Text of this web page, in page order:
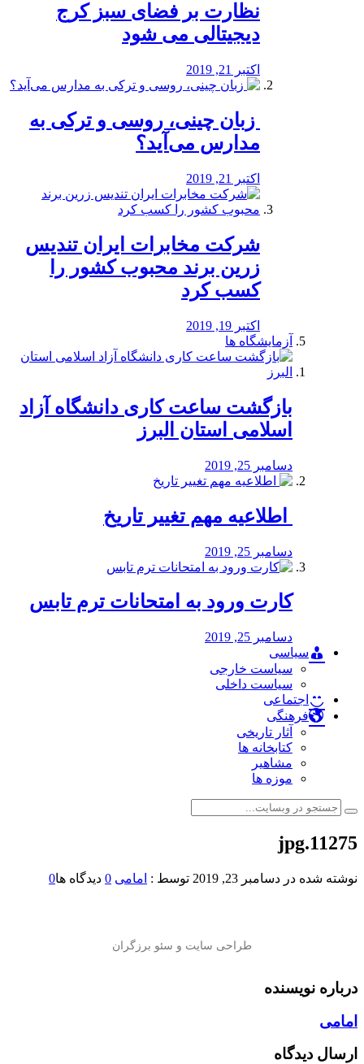
نظارت بر فضای سبز کرج
دیجیتالی می شود
اکتبر 21, 2019
️ زبان چینی، روسی و ترکی به
مدارس می‌آید؟
اکتبر 21, 2019
شرکت مخابرات ایران تندیس
زرین برند محبوب کشور را
کسب کرد
اکتبر 19, 2019
آزمایشگاه ها
بازگشت ساعت کاری دانشگاه آزاد
اسلامی استان البرز
دسامبر 25, 2019
️ اطلاعیه مهم تغییر تاریخ
دسامبر 25, 2019
کارت ورود به امتحانات ترم تابس
دسامبر 25, 2019
سیاسی
سیاست خارجی
سیاست داخلی
اجتماعی
فرهنگی
آثار تاریخی
کتابخانه ها
مشاهیر
موزه ها
11275.jpg
نوشته شده در دسامبر 23, 2019 توسط : امامی 0 دیدگاه ها0
درباره نویسنده
امامی
ارسال دیدگاه